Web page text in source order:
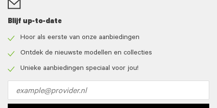
Blijf up-to-date
icon
Hoor als eerste van onze aanbiedingen
icon
Ontdek de nieuwste modellen en collecties
Unieke aanbiedingen speciaal voor jou!
address